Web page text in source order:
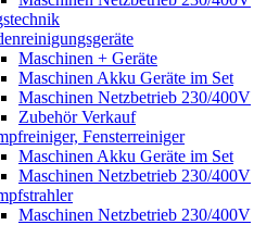
Maschinen + Geräte
Maschinen Akku Geräte im Set
Maschinen Netzbetrieb 230/400V
Zubehör Verkauf
Fensterreiniger
Maschinen Akku Geräte im Set
Maschinen Netzbetrieb 230/400V
Maschinen Netzbetrieb 230/400V